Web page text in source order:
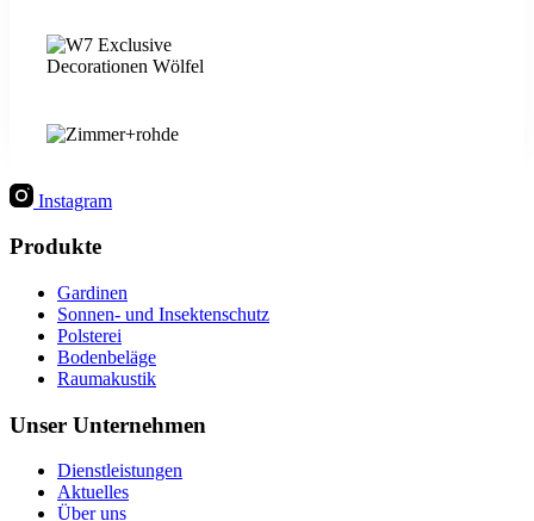
Instagram
Produkte
Gardinen
Sonnen- und Insektenschutz
Polsterei
Bodenbeläge
Raumakustik
Unser Unternehmen
Dienstleistungen
Aktuelles
Über uns